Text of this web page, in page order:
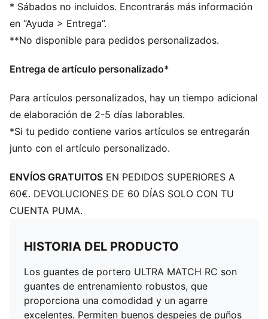
* Sábados no incluidos. Encontrarás más información
en “Ayuda > Entrega”.
**No disponible para pedidos personalizados.
Entrega de artículo personalizado*
Para artículos personalizados, hay un tiempo adicional
de elaboración de 2-5 días laborables.
*Si tu pedido contiene varios artículos se entregarán
junto con el artículo personalizado.
ENVÍOS GRATUITOS EN PEDIDOS SUPERIORES A
60€. DEVOLUCIONES DE 60 DÍAS SOLO CON TU
CUENTA PUMA.
HISTORIA DEL PRODUCTO
Los guantes de portero ULTRA MATCH RC son
guantes de entrenamiento robustos, que
proporciona una comodidad y un agarre
excelentes. Permiten buenos despejes de puños